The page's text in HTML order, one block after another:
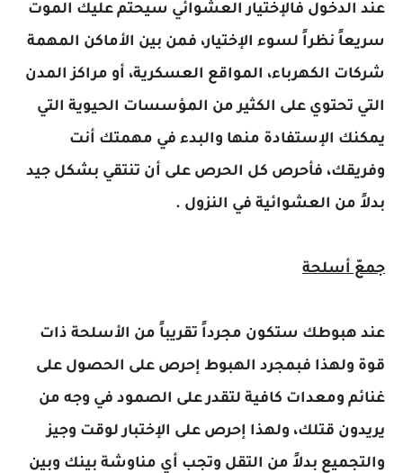
عند الدخول فالإختيار العشوائي سيحتم عليك الموت
سريعاً نظراً لسوء الإختيار، فمن بين الأماكن المهمة
شركات الكهرباء، المواقع العسكرية، أو مراكز المدن
التي تحتوي على الكثير من المؤسسات الحيوية التي
يمكنك الإستفادة منها والبدء في مهمتك أنت
وفريقك، فأحرص كل الحرص على أن تنتقي بشكل جيد
بدلاً من العشوائية في النزول .
جمعّ أسلحة
عند هبوطك ستكون مجرداً تقريباً من الأسلحة ذات
قوة ولهذا فبمجرد الهبوط إحرص على الحصول على
غنائم ومعدات كافية لتقدر على الصمود في وجه من
يريدون قتلك، ولهذا إحرص على الإختبار لوقت وجيز
والتجميع بدلاً من التقل وتجب أي مناوشة بينك وبين